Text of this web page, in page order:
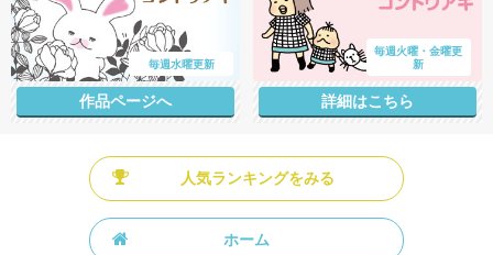
毎週水曜更新
作品ページへ
毎週火曜・金曜更
新
詳細はこちら
人気ランキングをみる
ホーム